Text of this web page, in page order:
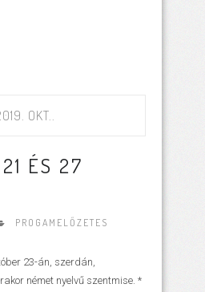
OKT..
ÉS 27
PROGAMELŐZETES
23-án, szerdán,
német nyelvű szentmise. *